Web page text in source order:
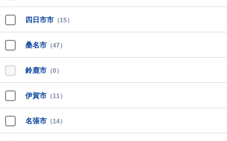
四日市市 （15）
桑名市 （47）
鈴鹿市 （0）
伊賀市 （11）
名張市 （14）